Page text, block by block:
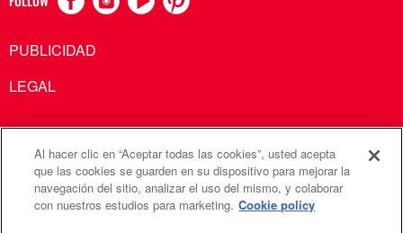
PUBLICIDAD
LEGAL
Comunicaciones Metodistas Unidas es una agencia de la
Iglesia Metodista Unida
©2026Comunicaciones Metodistas Unidas. Reservados
Al hacer clic en “Aceptar todas las cookies”, usted acepta
que las cookies se guarden en su dispositivo para mejorar la
navegación del sitio, analizar el uso del mismo, y colaborar
con nuestros estudios para marketing. Cookie policy